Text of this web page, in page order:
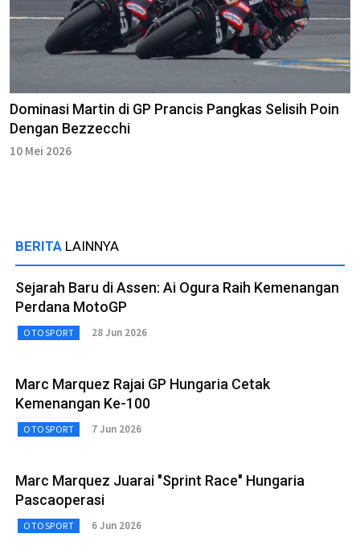
Dominasi Martin di GP Prancis Pangkas Selisih Poin
Dengan Bezzecchi
10 Mei 2026
BERITA LAINNYA
Sejarah Baru di Assen: Ai Ogura Raih Kemenangan
Perdana MotoGP
OTOSPORT 28 Jun 2026
Marc Marquez Rajai GP Hungaria Cetak
Kemenangan Ke-100
OTOSPORT 7 Jun 2026
Marc Marquez Juarai "Sprint Race" Hungaria
Pascaoperasi
OTOSPORT 6 Jun 2026